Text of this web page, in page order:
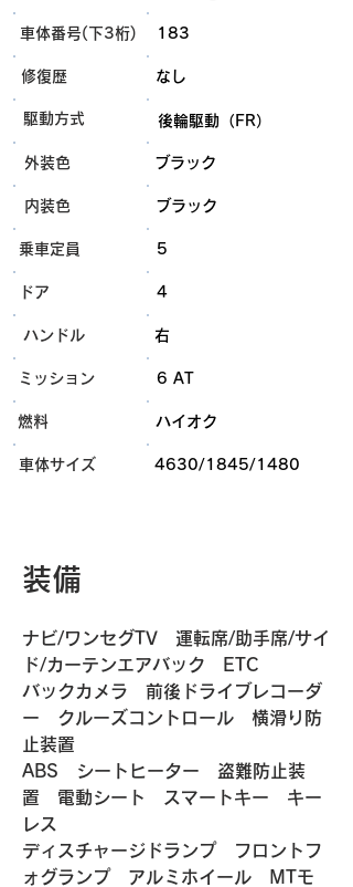
車体番号(下3桁) 183
​修復歴 なし
​駆動方式 後輪駆動（FR）
外装色 ブラック
内装色 ブラック
乗車定員 5
ドア 4
ハンドル 右
ミッション 6 AT
燃料 ハイオク
​車体サイズ 4630/1845/1480
装備
ナビ/ワンセグTV　運転席/助手席/サイ
ド/カーテンエアバック　ETC
バックカメラ　前後ドライブレコーダ
ー　クルーズコントロール　横滑り防
止装置
ABS　シートヒーター　盗難防止装
置　電動シート　スマートキー　キー
レス
ディスチャージドランプ　フロントフ
ォグランプ　アルミホイール　MTモ